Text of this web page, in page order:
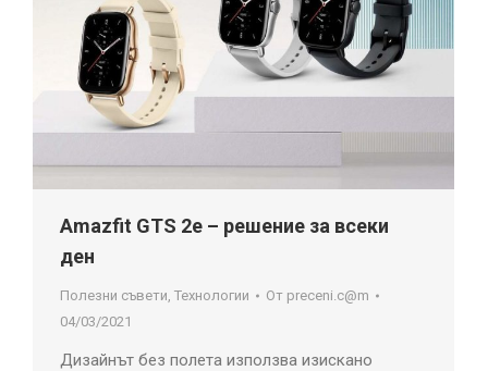
Amazfit GTS 2e – решение за всеки
ден
Полезни съвети Технологии От preceni.c@m
04/03/2021
Дизайнът без полета използва изискано